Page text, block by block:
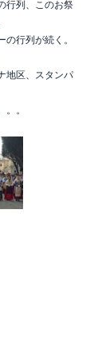
行列、このお祭
行列が続く。
地区、スタンパ
。